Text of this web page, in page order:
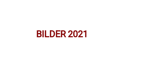
BILDER 2021